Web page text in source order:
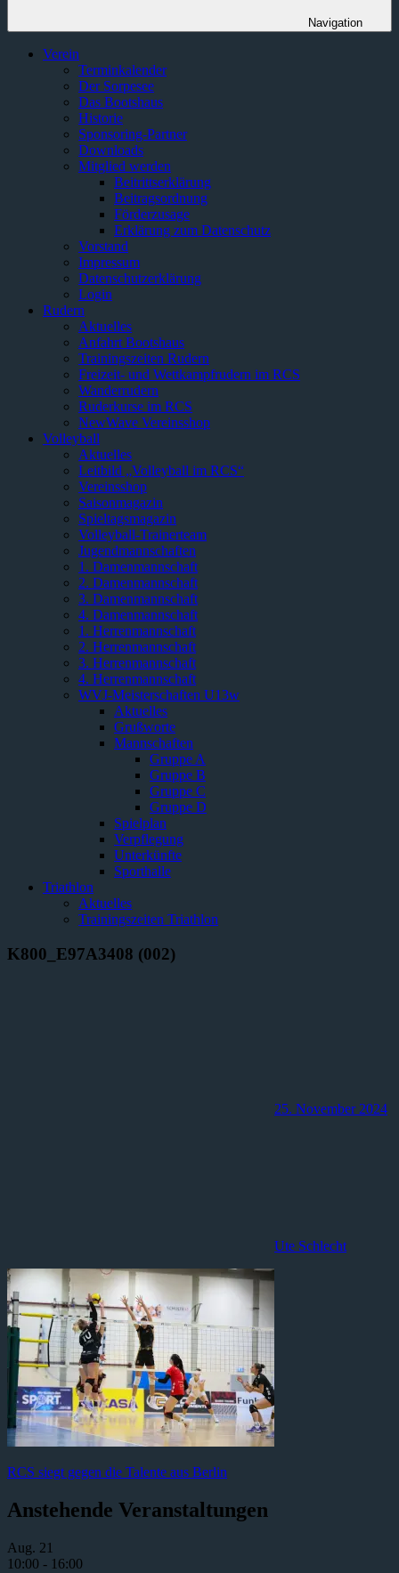
Navigation
Verein
Terminkalender
Der Sorpesee
Das Bootshaus
Historie
Sponsoring-Partner
Downloads
Mitglied werden
Beitrittserklärung
Beitragsordnung
Förderzusage
Erklärung zum Datenschutz
Vorstand
Impressum
Datenschutzerklärung
Login
Rudern
Aktuelles
Anfahrt Bootshaus
Trainingszeiten Rudern
Freizeit- und Wettkampfrudern im RCS
Wanderrudern
Ruderkurse im RCS
NewWave Vereinsshop
Volleyball
Aktuelles
Leitbild „Volleyball im RCS“
Vereinsshop
Saisonmagazin
Spieltagsmagazin
Volleyball-Trainerteam
Jugendmannschaften
1. Damenmannschaft
2. Damenmannschaft
3. Damenmannschaft
4. Damenmannschaft
1. Herrenmannschaft
2. Herrenmannschaft
3. Herrenmannschaft
4. Herrenmannschaft
WVJ-Meisterschaften U13w
Aktuelles
Grußworte
Mannschaften
Gruppe A
Gruppe B
Gruppe C
Gruppe D
Spielplan
Verpflegung
Unterkünfte
Sporthalle
Triathlon
Aktuelles
Trainingszeiten Triathlon
K800_E97A3408 (002)
25. November 2024
Ute Schlecht
Beitragsnavigation
Vorheriger
RCS siegt gegen die Talente aus Berlin
Anstehende Veranstaltungen
Aug. 21
10:00 - 16:00